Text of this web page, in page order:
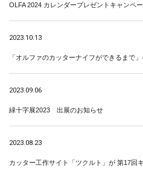
OLFA 2024 カレンダープレゼントキャンペ
2023.10.13
「オルファのカッターナイフができるまで」
2023.09.06
緑十字展2023 出展のお知らせ
2023.08.23
カッター工作サイト「ツクルト」が 第17回